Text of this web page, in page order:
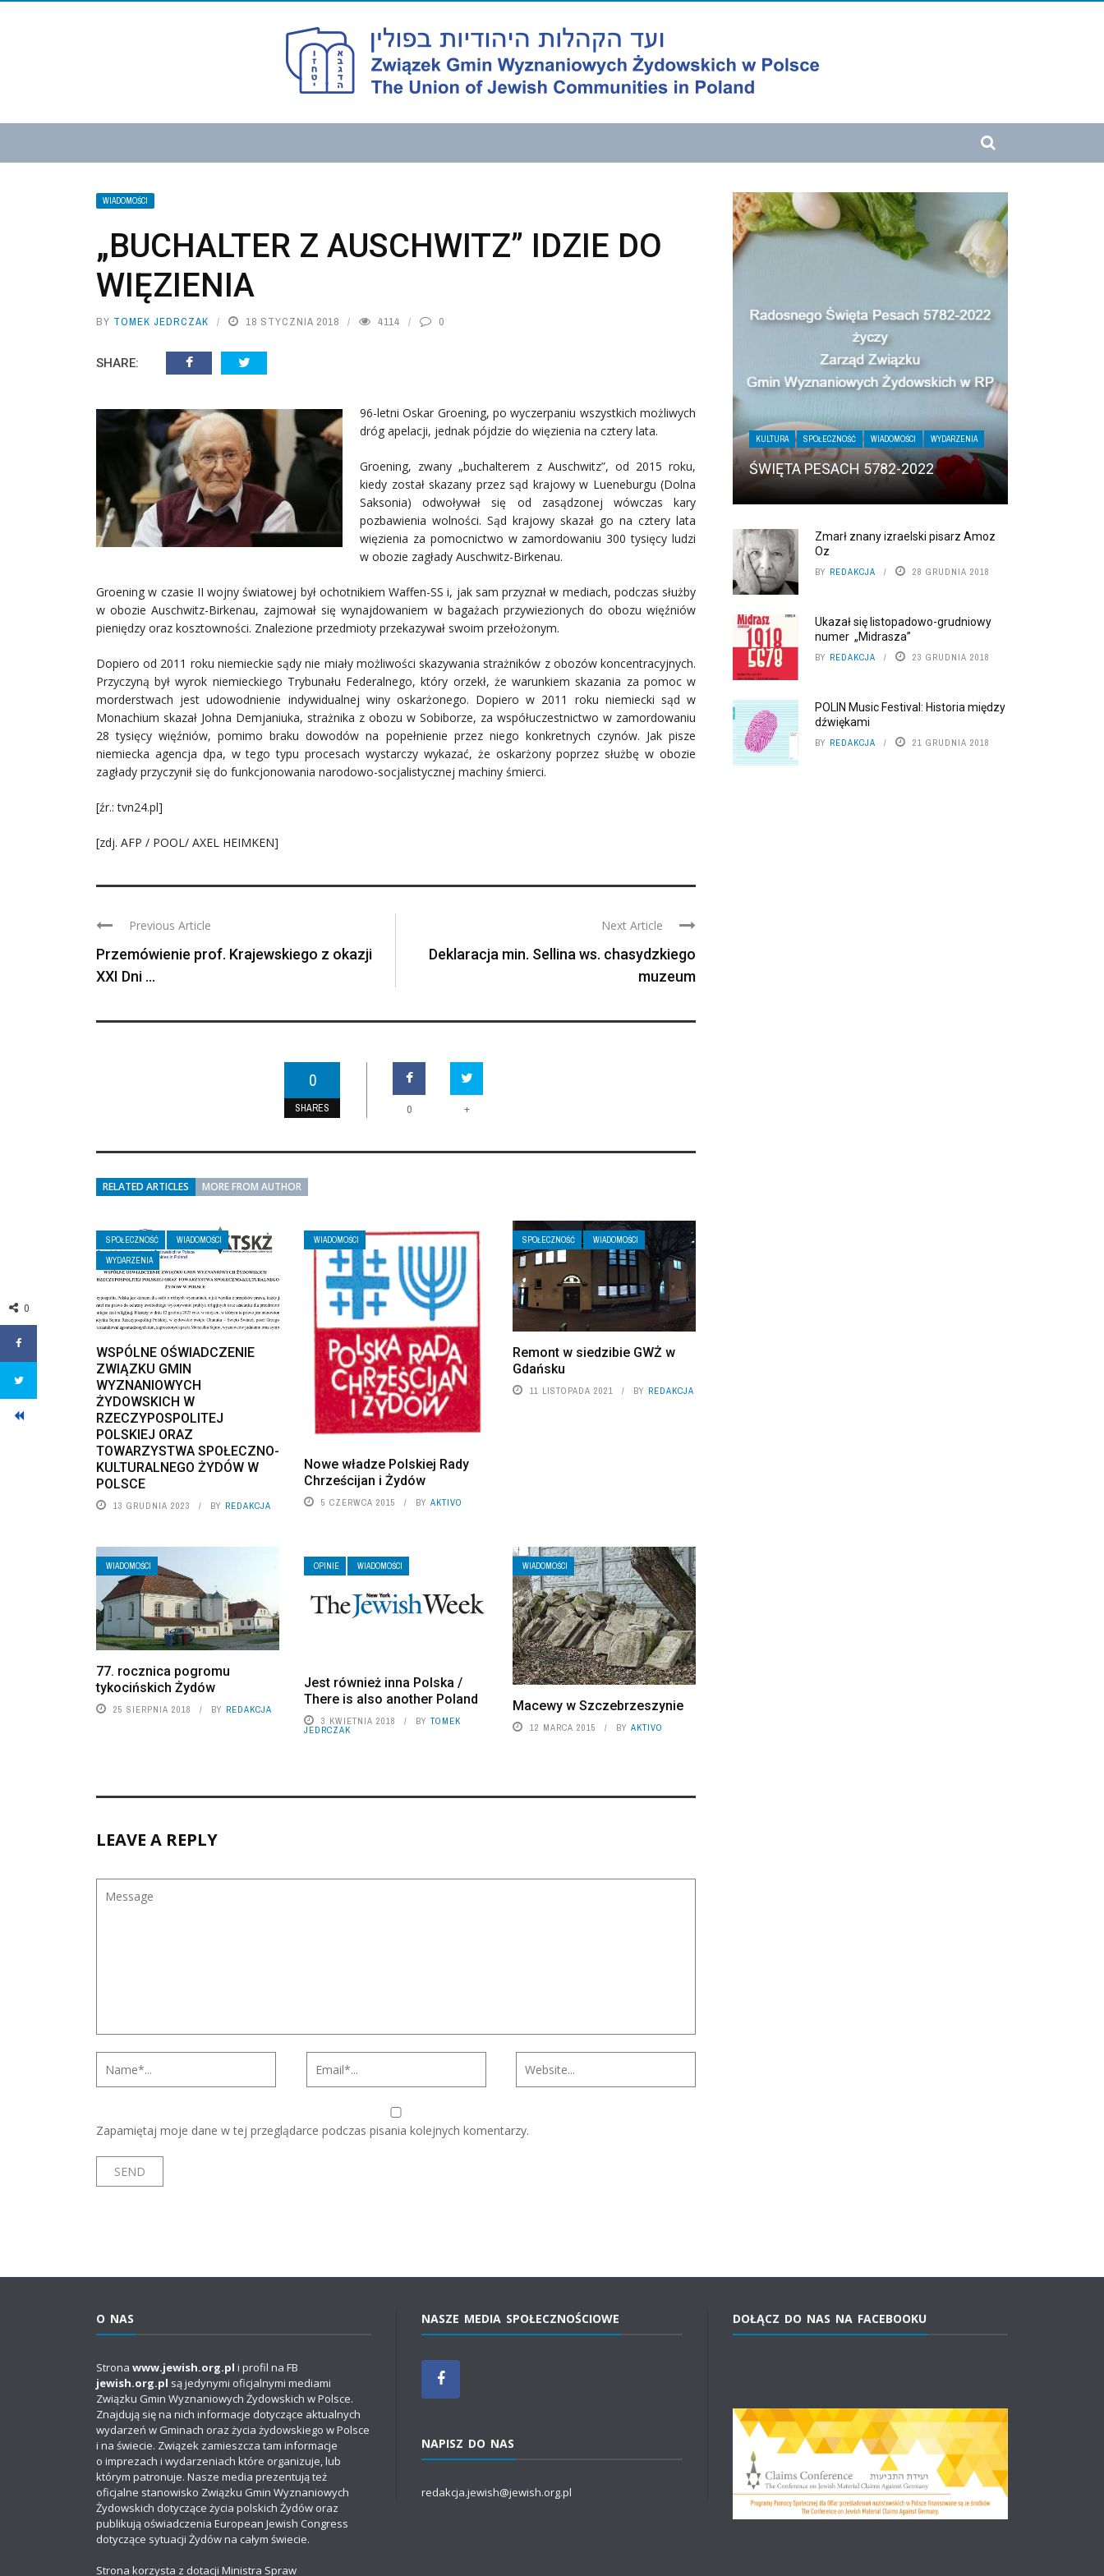
WIADOMOŚCI
„BUCHALTER Z AUSCHWITZ” IDZIE DO
WIĘZIENIA
BY TOMEK JEDRCZAK 18 STYCZNIA 2018 4114 0
SHARE:
96-letni Oskar Groening, po wyczerpaniu wszystkich możliwych
dróg apelacji, jednak pójdzie do więzienia na cztery lata.
Groening, zwany „buchalterem z Auschwitz”, od 2015 roku,
kiedy został skazany przez sąd krajowy w Lueneburgu (Dolna
Saksonia) odwoływał się od zasądzonej wówczas kary
pozbawienia wolności. Sąd krajowy skazał go na cztery lata
więzienia za pomocnictwo w zamordowaniu 300 tysięcy ludzi
w obozie zagłady Auschwitz-Birkenau.
Groening w czasie II wojny światowej był ochotnikiem Waffen-SS i, jak sam przyznał w mediach, podczas służby
w obozie Auschwitz-Birkenau, zajmował się wynajdowaniem w bagażach przywiezionych do obozu więźniów
pieniędzy oraz kosztowności. Znalezione przedmioty przekazywał swoim przełożonym.
Dopiero od 2011 roku niemieckie sądy nie miały możliwości skazywania strażników z obozów koncentracyjnych.
Przyczyną był wyrok niemieckiego Trybunału Federalnego, który orzekł, że warunkiem skazania za pomoc w
morderstwach jest udowodnienie indywidualnej winy oskarżonego. Dopiero w 2011 roku niemiecki sąd w
Monachium skazał Johna Demjaniuka, strażnika z obozu w Sobiborze, za współuczestnictwo w zamordowaniu
28 tysięcy więźniów, pomimo braku dowodów na popełnienie przez niego konkretnych czynów. Jak pisze
niemiecka agencja dpa, w tego typu procesach wystarczy wykazać, że oskarżony poprzez służbę w obozie
zagłady przyczynił się do funkcjonowania narodowo-socjalistycznej machiny śmierci.
[źr.: tvn24.pl]
[zdj. AFP / POOL/ AXEL HEIMKEN]
Previous Article
Przemówienie prof. Krajewskiego z okazji
XXI Dni ...
Next Article
Deklaracja min. Sellina ws. chasydzkiego
muzeum
0
SHARES 0 +
RELATED ARTICLES MORE FROM AUTHOR
SPOŁECZNOŚĆ
WIADOMOŚCI
WYDARZENIA
WSPÓLNE OŚWIADCZENIE
ZWIĄZKU GMIN
WYZNANIOWYCH
ŻYDOWSKICH W
RZECZYPOSPOLITEJ
POLSKIEJ ORAZ
TOWARZYSTWA SPOŁECZNO-
KULTURALNEGO ŻYDÓW W
POLSCE
13 GRUDNIA 2023 BY REDAKCJA
WIADOMOŚCI
Nowe władze Polskiej Rady
Chrześcijan i Żydów
5 CZERWCA 2015 BYAKTIVO
SPOŁECZNOŚĆ WIADOMOŚCI
Remont w siedzibie GWŻ w
Gdańsku
11 LISTOPADA 2021 BY REDAKCJA
WIADOMOŚCI
77. rocznica pogromu
tykocińskich Żydów
25 SIERPNIA 2018 BY REDAKCJA
OPINIE WIADOMOŚCI
Jest również inna Polska /
There is also another Poland
3 KWIETNIA 2018 BYTOMEK
JEDRCZAK
WIADOMOŚCI
Macewy w Szczebrzeszynie
12 MARCA 2015 BY AKTIVO
LEAVE A REPLY
Zapamiętaj moje dane w tej przeglądarce podczas pisania kolejnych komentarzy.
0
KULTURA SPOŁECZNOŚĆ WIADOMOŚCI WYDARZENIA
ŚWIĘTA PESACH 5782-2022
Zmarł znany izraelski pisarz Amoz
Oz
BY REDAKCJA 28 GRUDNIA 2018
Ukazał się listopadowo-grudniowy
numer „Midrasza”
BY REDAKCJA 23 GRUDNIA 2018
POLIN Music Festival: Historia między
dźwiękami
BY REDAKCJA 21 GRUDNIA 2018
O NAS
Strona www.jewish.org.pl i profil na FB
jewish.org.pl są jedynymi oficjalnymi mediami
Związku Gmin Wyznaniowych Żydowskich w Polsce.
Znajdują się na nich informacje dotyczące aktualnych
wydarzeń w Gminach oraz życia żydowskiego w Polsce
i na świecie. Związek zamieszcza tam informacje
o imprezach i wydarzeniach które organizuje, lub
którym patronuje. Nasze media prezentują też
oficjalne stanowisko Związku Gmin Wyznaniowych
Żydowskich dotyczące życia polskich Żydów oraz
publikują oświadczenia European Jewish Congress
dotyczące sytuacji Żydów na całym świecie.
Strona korzysta z dotacji Ministra Spraw
NASZE MEDIA SPOŁECZNOŚCIOWE
NAPISZ DO NAS
redakcja.jewish@jewish.org.pl
DOŁĄCZ DO NAS NA FACEBOOKU